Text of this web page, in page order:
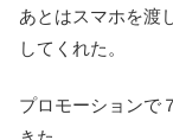
あとはスマホを渡
してくれた。
プロモーションで